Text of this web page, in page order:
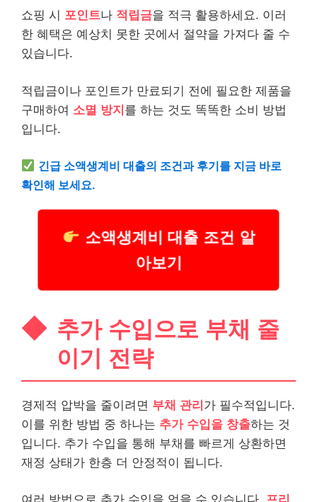
쇼핑 시 포인트나 적립금을 적극 활용하세요. 이러
한 혜택은 예상치 못한 곳에서 절약을 가져다 줄 수
있습니다.
적립금이나 포인트가 만료되기 전에 필요한 제품을
구매하여 소멸 방지 를 하는 것도 똑똑한 소비 방법
입니다.
긴급 소액생계비 대출의 조건과 후기를 지금 바로
확인해 보세요.
소액생계비 대출 조건 알
아보기
추가 수입으로 부채 줄
이기 전략
경제적 압박을 줄이려면 부채 관리 가 필수적입니다.
이를 위한 방법 중 하나는 추가 수입을 창출하는 것
입니다. 추가 수입을 통해 부채를 빠르게 상환하면
재정 상태가 한층 더 안정적이 됩니다.